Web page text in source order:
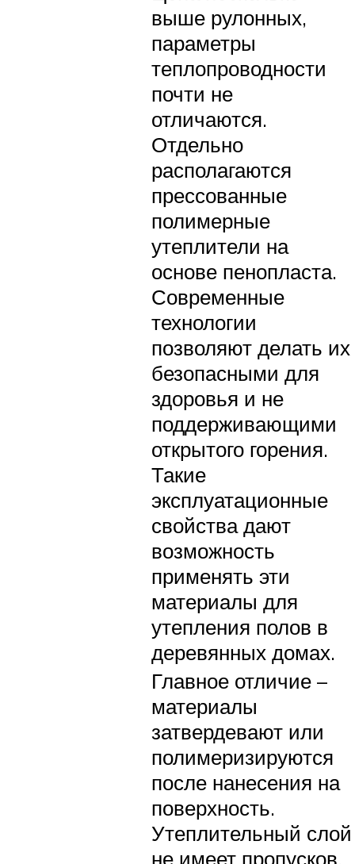
выше рулонных,
параметры
теплопроводности
почти не
отличаются.
Отдельно
располагаются
прессованные
полимерные
утеплители на
основе пенопласта.
Современные
технологии
позволяют делать их
безопасными для
здоровья и не
поддерживающими
открытого горения.
Такие
эксплуатационные
свойства дают
возможность
применять эти
материалы для
утепления полов в
деревянных домах.
Главное отличие –
материалы
затвердевают или
полимеризируются
после нанесения на
поверхность.
Утеплительный слой
не имеет пропусков,